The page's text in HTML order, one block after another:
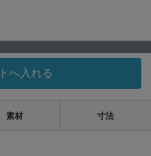
へ入れる
素材 寸法